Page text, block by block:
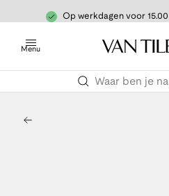
Op werkdagen voor
Menu